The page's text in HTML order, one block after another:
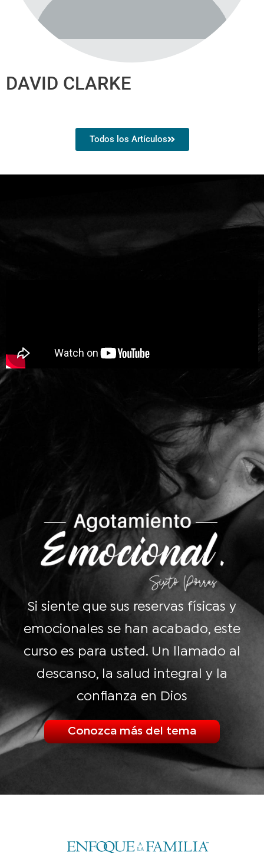
DAVID CLARKE
Todos los Artículos
Si siente que sus reservas físicas y
emocionales se han acabado, este
curso es para usted. Un llamado al
descanso, la salud integral y la
confianza en Dios
Conozca más del tema